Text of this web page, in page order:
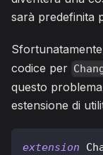
sarà predefinita
codice per
questo
estensione di
extension